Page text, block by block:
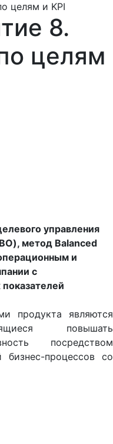
целям и KPI
8.
целям
управления
метод Balanced
и
с
продукта являются
повышать
посредством
бизнес-процессов со